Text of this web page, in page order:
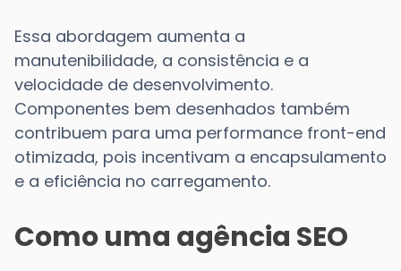
Essa abordagem aumenta a
manutenibilidade, a consistência e a
velocidade de desenvolvimento.
Componentes bem desenhados também
contribuem para uma performance front-end
otimizada, pois incentivam a encapsulamento
e a eficiência no carregamento.
Como uma agência SEO